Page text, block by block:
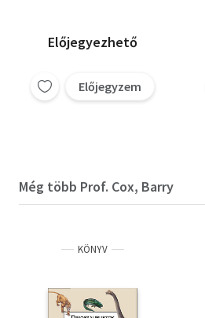
Előjegyezhető
Előjegyzem
Még több Prof. Cox, Barry
KÖNYV